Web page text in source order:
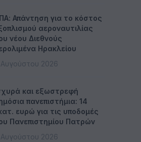
Απάντηση για το κόστος
αεροναυτιλίας
νέου Διεθνούς
Ηρακλείου
2026
και εξωστρεφή
πανεπιστήμια: 14
ευρώ για τις υποδομές
Πανεπιστημίου Πατρών
2026